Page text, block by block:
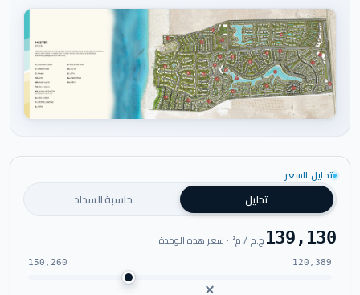
تحليل السعر
تحليل حاسبة السداد
139,130ج.م / م² · سعر هذه الوحدة
120,389
150,260